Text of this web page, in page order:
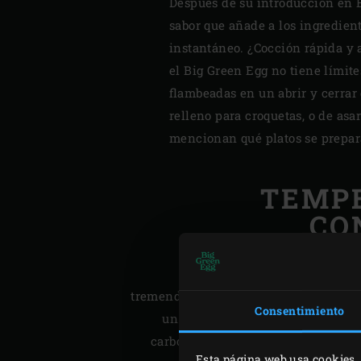
Consentimiento
sabor que añade a los
instantáneo. ¿Cocción rápida y
el Big Green Egg no tiene
flambeadas en un abrir y cerrar
relleno para croquetas, o de
mencionan qué platos se
Otra característica del
tremendo efecto aislante, lo que
un kamado especialmente
carbón en el EGG brilla durante